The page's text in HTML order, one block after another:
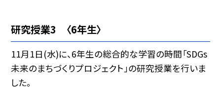
研究授業3 〈6年生〉
11月1日(水)に、6年生の総合的な学習の時間「SDGs
未来のまちづくりプロジェクト」の研究授業を行いま
した。